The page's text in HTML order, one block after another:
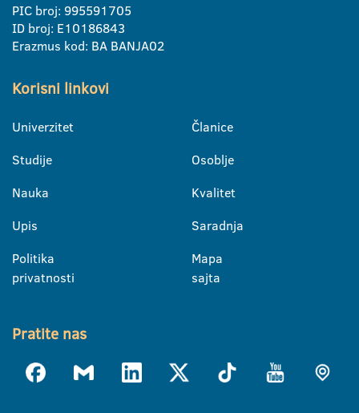
PIC broj: 995591705
ID broj: E10186843
Erazmus kod: BA BANJA02
Korisni linkovi
Univerzitet
Studije
Nauka
Upis
Politika
privatnosti
Članice
Osoblje
Kvalitet
Saradnja
Mapa
sajta
Pratite nas